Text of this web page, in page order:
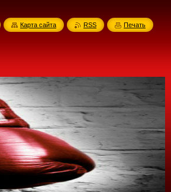
Карта сайта RSS Печать